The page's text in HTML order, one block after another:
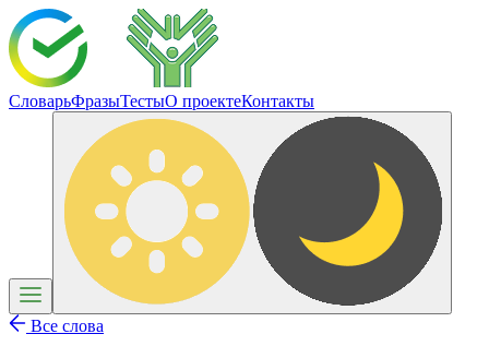
СловарьФразыТестыО проектеКонтакты
Все слова